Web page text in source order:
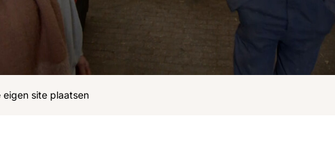
eigen site plaatsen